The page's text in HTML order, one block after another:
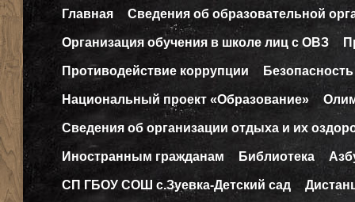
Главная Сведения об образовательной
Организация обучения в школе лиц с ОВЗ
Противодействие коррупции Безопасность
Национальный проект «Образование»
Сведения об организации отдыха и их
Иностранным гражданам Библиотека
СП ГБОУ СОШ с.Зуевка-Детский сад